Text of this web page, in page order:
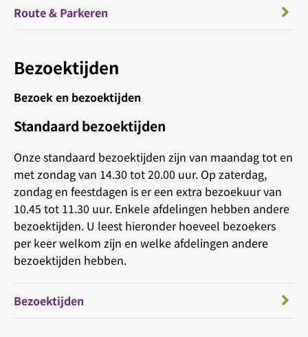
Route & Parkeren
Bezoektijden
Bezoek en bezoektijden
Standaard bezoektijden
Onze standaard bezoektijden zijn van maandag tot en
met zondag van 14.30 tot 20.00 uur. Op zaterdag,
zondag en feestdagen is er een extra bezoekuur van
10.45 tot 11.30 uur. Enkele afdelingen hebben andere
bezoektijden. U leest hieronder hoeveel bezoekers
per keer welkom zijn en welke afdelingen andere
bezoektijden hebben.
Bezoektijden